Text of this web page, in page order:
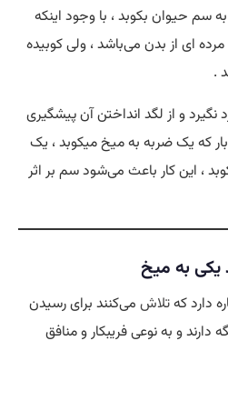
سم حیوان بکوبد ، با وجود اینکه
مرده ای از بدن می‌باشد ، ولی کوبیده
.
نگیرد و از لگد انداختن آن پیشگیری
که یک ضربه به میخ میکوبد ، یک
، این کار باعث می‌شود سم بر اثر
یکی به میخ
دارد کهتلاش می‌کنند برای رسیدن
دارند و به نوعی فریبکار و منافق